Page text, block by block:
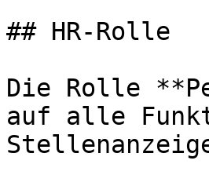
## HR-Rolle
Die Rolle
auf alle